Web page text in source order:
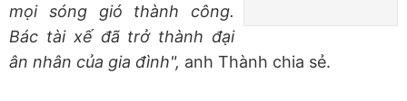
mọi sóng gió thành công.
Bác tài xế đã trở thành đại
ân nhân của gia đình", anh Thành chia sẻ.